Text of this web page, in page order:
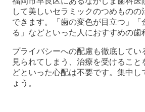
して美しいセラミックのつめもの
できます。「歯の変色が目立つ」「
る」などといった人におすすめの歯
プライバシーへの配慮も徹底してい
見られてしまう、治療を受けること
どといった心配は不要です。集中し
ょう。